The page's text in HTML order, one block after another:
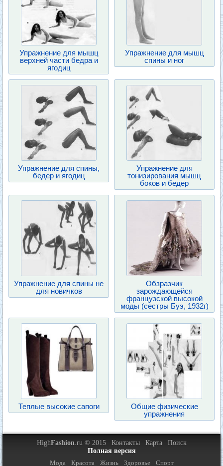
Упражнение для мышц
верхней части бедра и
ягодиц
Упражнение для мышц
спины и ног
Упражнение для спины,
бедер и ягодиц
Упражнение для
тонизирования мышц
боков и бедер
Упражнение для спины не
для новичков
Обзразчик
зарождающейся
французской высокой
моды (сестры Буэ, 1932г)
Теплые высокие сапоги
Общие физические
упражнения
HighFashion.ru © 2015 Контакты Карта
Поиск
Полная версия
Мода
Красота Жизнь Здоровье Спорт